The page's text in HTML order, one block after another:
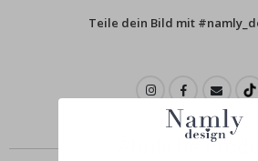
Teile dein Bild mit
Ähnliche